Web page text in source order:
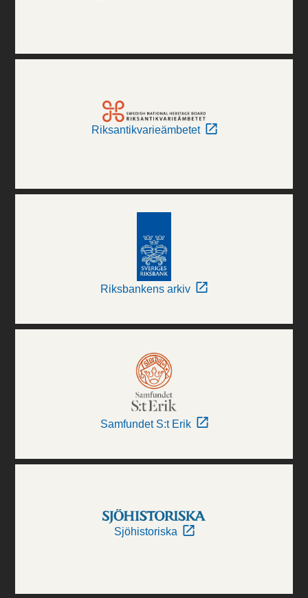
Riksantikvarieämbetet
Riksbankens arkiv
Samfundet S:t Erik
Sjöhistoriska